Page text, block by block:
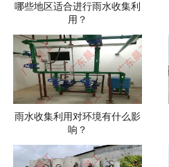
哪些地区适合进行雨水收集利
用？
雨水收集利用对环境有什么影
响？